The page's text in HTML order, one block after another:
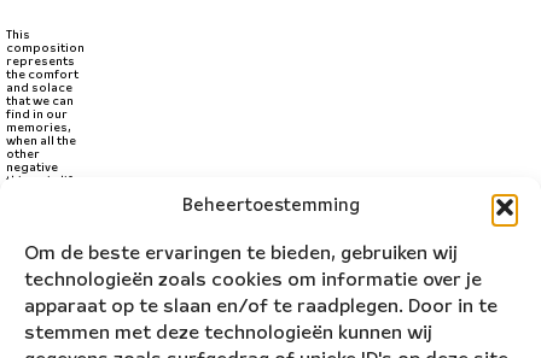
Beheertoestemming
Om de beste ervaringen te bieden, gebruiken wij
technologieën zoals cookies om informatie over je
apparaat op te slaan en/of te raadplegen. Door in te
stemmen met deze technologieën kunnen wij
This
composition
represents
the comfort
and solace
that we can
find in our
memories,
when all the
other
negative
things in life
wanted to
start a calm
and
nostalgic
feeling which
the melody
often goes
back to,
representing
Klik
op